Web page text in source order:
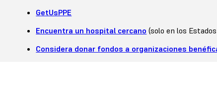
GetUsPPE
Encuentra un hospital cercano (solo en los
Considera donar fondos a organizaciones